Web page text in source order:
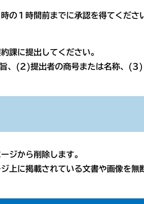
１時間前までに承認を得てくださ
に提出してください。
(2)提出者の商号または名称、(3)
ジから削除します。
に掲載されている文書や画像を無